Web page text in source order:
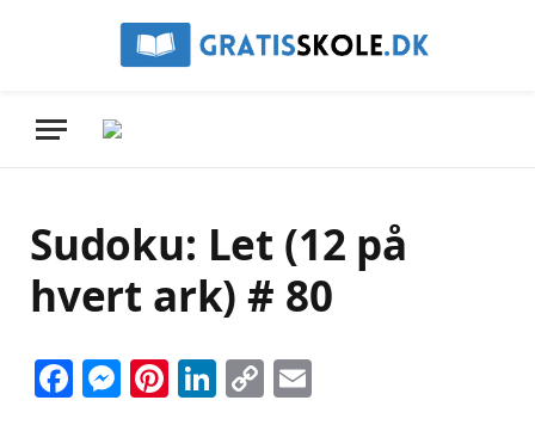
Sudoku: Let (12 på
hvert ark) # 80
Facebook
Messenger
Pinterest
LinkedIn
Copy